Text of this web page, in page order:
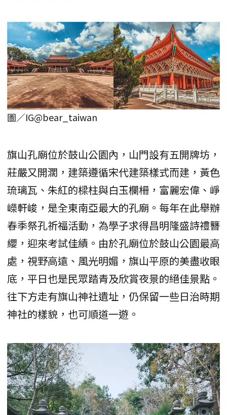
圖／IG@bear_taiwan
旗山孔廟位於鼓山公園內，山門設有五開牌坊，
莊嚴又開濶，建築遵循宋代建築樣式而建，黃色
琉璃瓦、朱紅的樑柱與白玉欄柵，富麗宏偉、崢
嶸軒峻，是全東南亞最大的孔廟。每年在此舉辦
春季祭孔祈福活動，為學子求得昌明隆盛詩禮簪
纓，迎來考試佳績。由於孔廟位於鼓山公園最高
處，視野高遠、風光明媚，旗山平原的美盡收眼
底，平日也是民眾踏青及欣賞夜景的絕佳景點。
往下方走有旗山神社遺址，仍保留一些日治時期
神社的樣貌，也可順道一遊。